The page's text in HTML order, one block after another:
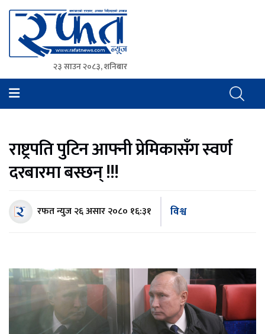
Rafat News
समाचारको रफ्तार, आवाज बिहिनहरुको आवाज
२३ साउन २०८३, शनिबार
राष्ट्रपति पुटिन आफ्नी प्रेमिकासँग स्वर्ण
दरबारमा बस्छन् !!!
रफत न्युज२६ असार २०८० १६:३१ विश्व